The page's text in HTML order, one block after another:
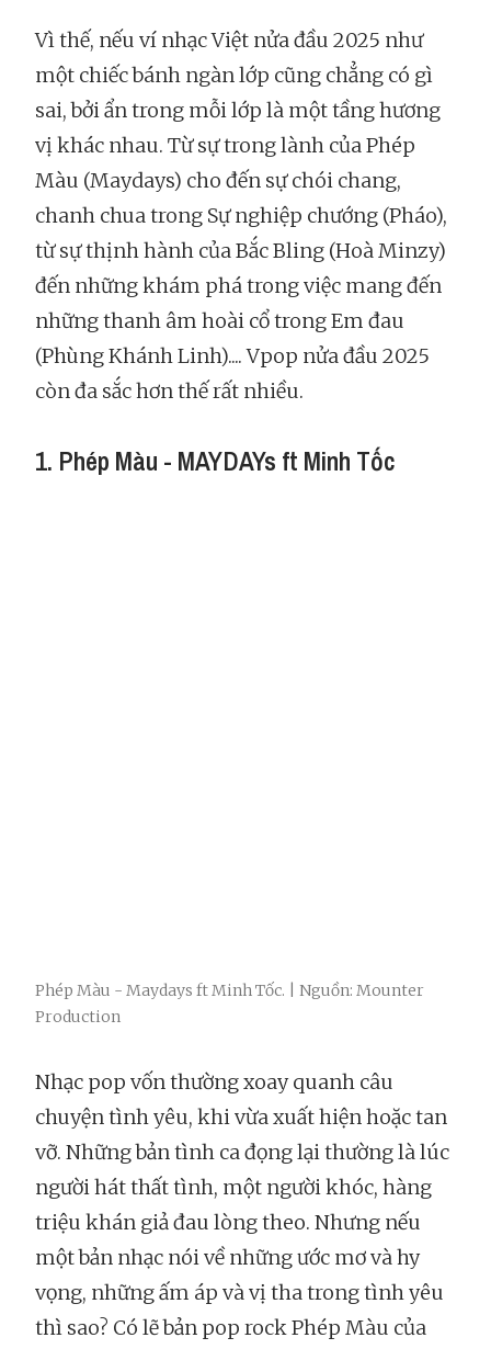
Vì thế, nếu ví nhạc Việt nửa đầu 2025 như
một chiếc bánh ngàn lớp cũng chẳng có gì
sai, bởi ẩn trong mỗi lớp là một tầng hương
vị khác nhau. Từ sự trong lành của Phép
Màu (Maydays) cho đến sự chói chang,
chanh chua trong Sự nghiệp chướng (Pháo),
từ sự thịnh hành của Bắc Bling (Hoà Minzy)
đến những khám phá trong việc mang đến
những thanh âm hoài cổ trong Em đau
(Phùng Khánh Linh).... Vpop nửa đầu 2025
còn đa sắc hơn thế rất nhiều.
1. Phép Màu - MAYDAYs ft Minh Tốc
Phép Màu - Maydays ft Minh Tốc. | Nguồn: Mounter
Production
Nhạc pop vốn thường xoay quanh câu
chuyện tình yêu, khi vừa xuất hiện hoặc tan
vỡ. Những bản tình ca đọng lại thường là lúc
người hát thất tình, một người khóc, hàng
triệu khán giả đau lòng theo. Nhưng nếu
một bản nhạc nói về những ước mơ và hy
vọng, những ấm áp và vị tha trong tình yêu
thì sao? Có lẽ bản pop rock Phép Màu của